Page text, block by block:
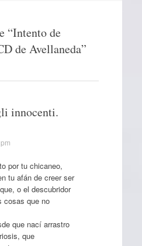
“Intento de
de Avellaneda”
innocenti.
por tu chicaneo,
tu afán de creer ser
o el descubridor
cosas que no
que nací arrastro
que